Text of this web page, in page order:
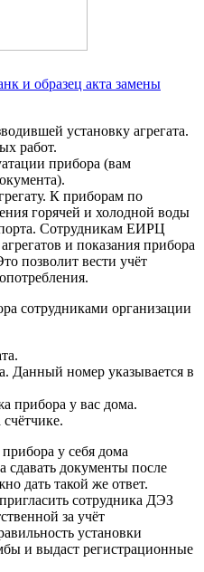
и образец акта замены
установку агрегата.
работ.
прибора (вам
К приборам по
горячей и холодной воды
Сотрудникам ЕИРЦ
и показания прибора
позволит вести учёт
сотрудниками организации
Данный номер указывается в
прибора у вас дома.
у себя дома
сдавать документы после
дать такой же ответ.
сотрудника ДЭЗ
за учёт
установки
и выдаст регистрационные